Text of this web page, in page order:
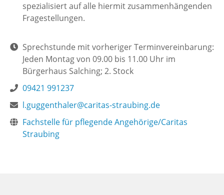
spezialisiert auf alle hiermit zusammenhängenden
Fragestellungen.
Sprechstunde mit vorheriger Terminvereinbarung:
Jeden Montag von 09.00 bis 11.00 Uhr im
Bürgerhaus Salching; 2. Stock
09421 991237
l.guggenthaler@caritas-straubing.de
Fachstelle für pflegende Angehörige/Caritas
Straubing